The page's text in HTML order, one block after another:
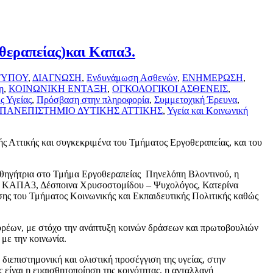
Καπα3.
, ΔΙΑΓΝΩΣΗ, Ενδυνάμωση Ασθενών, ΕΝΗΜΕΡΩΣΗ,
, ΚΟΙΝΩΝΙΚΗ ΕΝΤΑΞΗ, ΟΓΚΟΛΟΓΙΚΟΙ ΑΣΘΕΝΕΙΣ,
Υγείας, Πρόσβαση στην πληροφορία, Συμμετοχική Έρευνα,
ΔΥΤΙΚΗΣ ΑΤΤΙΚΗΣ, Υγεία και Κοινωνική
και συγκεκριμένα του Τμήματος Εργοθεραπείας, και του
στο Τμήμα Εργοθεραπείας Πηνελόπη Βλοντινού, η
ΚΑΠΑ3, Δέσποινα Χρυσοστομίδου – Ψυχολόγος, Κατερίνα
του Τμήματος Κοινωνικής και Εκπαιδευτικής Πολιτικής καθώς
με στόχο την ανάπτυξη κοινών δράσεων και πρωτοβουλιών
την κοινωνία.
και ολιστική προσέγγιση της υγείας, στην
η ευαισθητοποίηση της κοινότητας, η ανταλλαγή